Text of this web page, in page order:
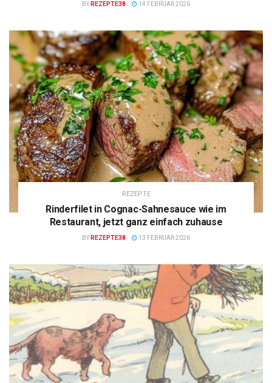
BY REZEPTE38 14 FEBRUAR 2026
REZEPTE
Rinderfilet in Cognac-Sahnesauce wie im
Restaurant, jetzt ganz einfach zuhause
BY REZEPTE38 13 FEBRUAR 2026